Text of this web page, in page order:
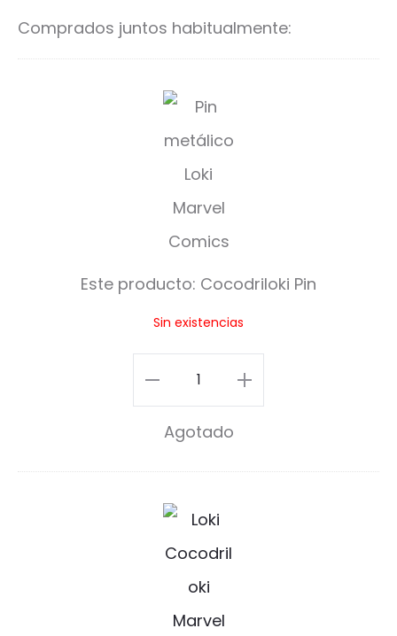
Comprados juntos habitualmente:
C
o
c
o
d
l
k
i
P
Este producto: Cocodriloki Pin
Sin existencias
Cocodriloki
Pin
cantidad
Agotado
C
o
c
o